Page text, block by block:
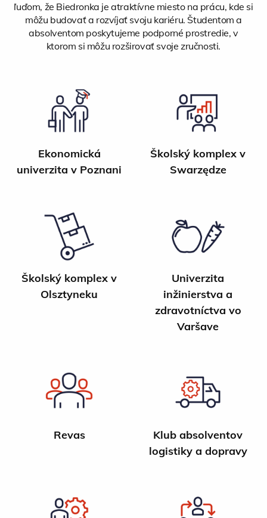
ľuďom, že Biedronka je atraktívne miesto na prácu, kde si
môžu budovať a rozvíjať svoju kariéru. Študentom a
absolventom poskytujeme podporné prostredie, v
ktorom si môžu rozširovať svoje zručnosti.
Ekonomická
univerzita v Poznani
Školský komplex v
Swarzędze
Školský komplex v
Olsztyneku
Univerzita
inžinierstva a
zdravotníctva vo
Varšave
Revas
Klub absolventov
logistiky a dopravy